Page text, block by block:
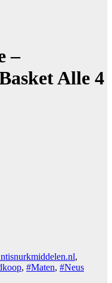
–
Alle 4
,
, #Maten, #Neus